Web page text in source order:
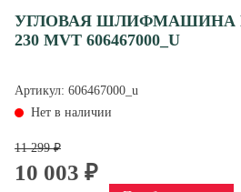
УГЛОВАЯ ШЛИФМАШИНА
230 MVT 606467000_U
Артикул: 606467000_u
Нет в наличии
11 299 ₽
10 003 ₽